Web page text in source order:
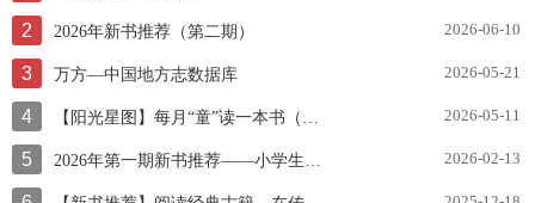
2 2026年新书推荐（第二期） 2026-06-10
3 万方—中国地方志数据库 2026-05-21
4 2026-05-11
5 2026-02-13